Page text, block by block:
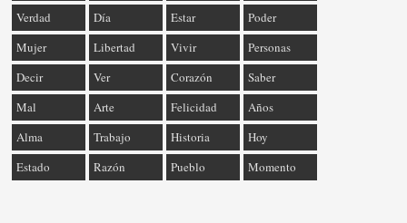
Verdad
Día Estar
Poder
Mujer
Libertad Vivir
Personas
Decir
Ver Corazón
Saber
Mal
Arte Felicidad
Años
Alma
Trabajo Historia
Hoy
Estado
Razón Pueblo Momento